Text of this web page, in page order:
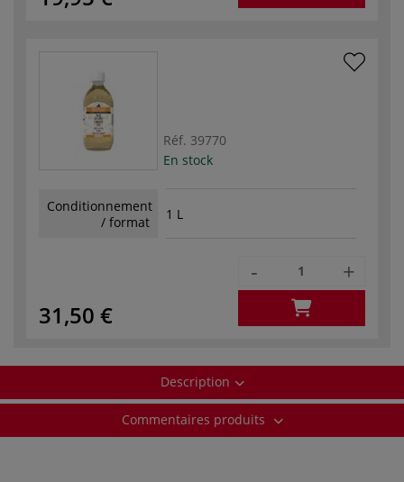
Réf. 39770
En stock
Conditionnement
/ format
1 L
31,50 €
- +
Description
Commentaires produits